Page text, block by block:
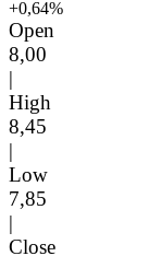
+0,64%
Open
8,00
|
High
8,45
|
Low
7,85
|
Close